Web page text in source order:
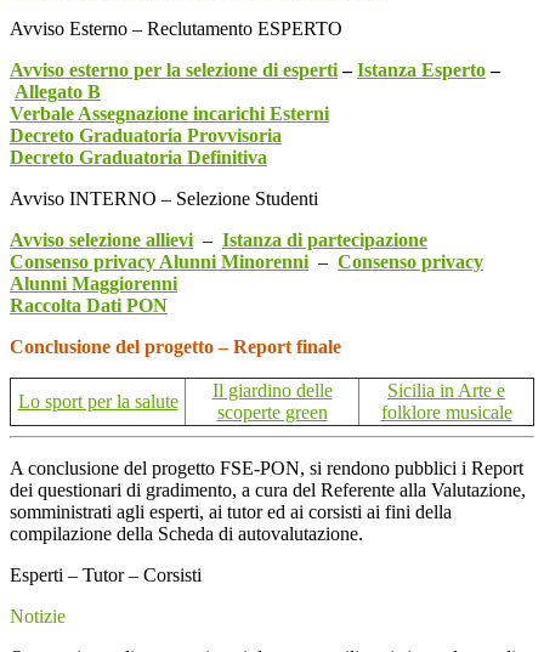
Avviso Esterno – Reclutamento ESPERTO
Avviso esterno per la selezione di esperti–Istanza Esperto–
Allegato B
Verbale Assegnazione incarichi Esterni
Decreto Graduatoria Provvisoria
Decreto Graduatoria Definitiva
Avviso INTERNO – Selezione Studenti
Avviso selezione allievi – Istanza di partecipazione
Consenso privacy Alunni Minorenni – Consenso privacy
Alunni Maggiorenni
Raccolta Dati PON
Conclusione del progetto – Report finale
Lo sport per la salute
Il giardino delle
scoperte green
Sicilia in Arte e
folklore musicale
A conclusione del progetto FSE-PON, si rendono pubblici i Report
dei questionari di gradimento, a cura del Referente alla Valutazione,
somministrati agli esperti, ai tutor ed ai corsisti ai fini della
compilazione della Scheda di autovalutazione.
Esperti – Tutor – Corsisti
Notizie